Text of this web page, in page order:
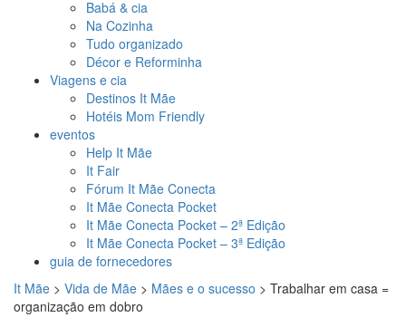
Babá & cia
Na Cozinha
Tudo organizado
Décor e Reforminha
Viagens e cia
Destinos It Mãe
Hotéis Mom Friendly
eventos
Help It Mãe
It Fair
Fórum It Mãe Conecta
It Mãe Conecta Pocket
It Mãe Conecta Pocket – 2ª Edição
It Mãe Conecta Pocket – 3ª Edição
guia de fornecedores
It Mãe > Vida de Mãe > Mães e o sucesso > Trabalhar em casa =
organização em dobro